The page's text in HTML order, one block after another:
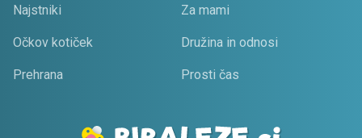
Najstniki Za mami
Očkov kotiček Družina in odnosi
Prehrana Prosti čas